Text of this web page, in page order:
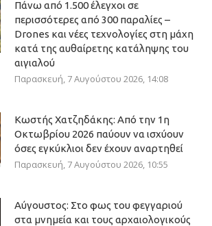
Πάνω από 1.500 έλεγχοι σε
περισσότερες από 300 παραλίες –
Drones και νέες τεχνολογίες στη μάχη
κατά της αυθαίρετης κατάληψης του
αιγιαλού
Παρασκευή, 7 Αυγούστου 2026, 14:08
Κωστής Χατζηδάκης: Από την 1η
Οκτωβρίου 2026 παύουν να ισχύουν
όσες εγκύκλιοι δεν έχουν αναρτηθεί
Παρασκευή, 7 Αυγούστου 2026, 10:55
Αύγουστος: Στο φως του φεγγαριού
στα μνημεία και τους αρχαιολογικούς